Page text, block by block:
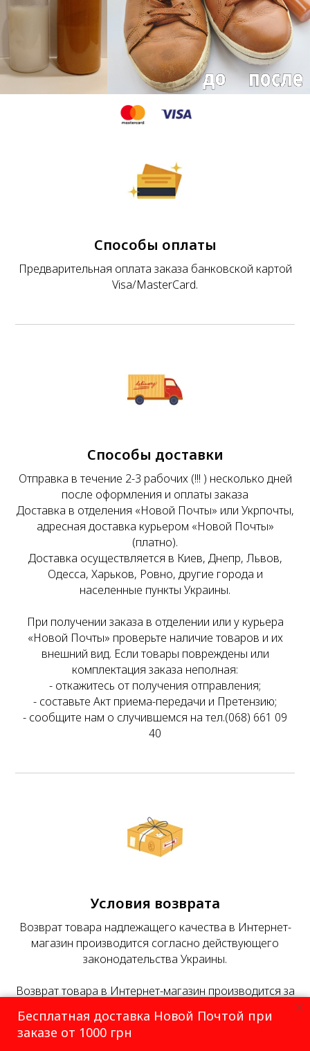
Бесплатная доставка Новой Почтой при
заказе от 1000 грн
Способы оплаты
Предварительная оплата заказа банковской картой
Visa/MasterCard.
Способы доставки
Отправка в течение 2-3 рабочих (!!! ) несколько дней
после оформления и оплаты заказа
Доставка в отделения «Новой Почты» или Укрпочты,
адресная доставка курьером «Новой Почты»
(платно).
Доставка осуществляется в Киев, Днепр, Львов,
Одесса, Харьков, Ровно, другие города и
населенные пункты Украины.
При получении заказа в отделении или у курьера
«Новой Почты» проверьте наличие товаров и их
внешний вид. Если товары повреждены или
комплектация заказа неполная:
- откажитесь от получения отправления;
- составьте Акт приема-передачи и Претензию;
- сообщите нам о случившемся на тел.(068) 661 09
40
Условия возврата
Возврат товара надлежащего качества в Интернет-
магазин производится согласно действующего
законодательства Украины.
Возврат товара в Интернет-магазин производится за
При возврате Покупателем товара надлежащего
качества, Интернет-магазин возвращает ему